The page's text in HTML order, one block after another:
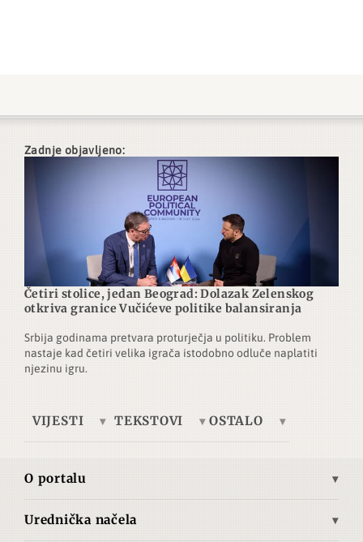
Zadnje objavljeno:
Četiri stolice, jedan Beograd: Dolazak Zelenskog
otkriva granice Vučićeve politike balansiranja
Srbija godinama pretvara proturječja u politiku. Problem
nastaje kad četiri velika igrača istodobno odluče naplatiti
njezinu igru.
VIJESTI
Azija
Bliski istok
TEKSTOVI
Povijest
OSTALO
O portalu
Povijest Advance.hr
Urednička načela